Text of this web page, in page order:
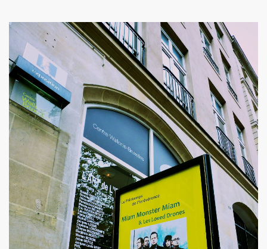
PRUVOT) et la Troupe de Madame Arthur de la
DUVALL") le 25 novembre 2016 + les 23 et 24 fevrier
etre la marquise des anges") : interview + discographie.
"IN&OUT FESTIVAL", du 27 avril au 1er mai 2017 a
DUVALL" par JEAN-EMMANUEL DELUXE.
& LES EXTRATERRESTRES : chronique
FRANCE dans le cadre de l'exposition "L'esprit
FRANCE ("chante Jacques Duvall") par PIERRE &
detaillee des reeditions remasterisees 2017 des